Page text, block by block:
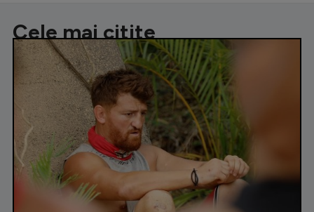
Cele mai citite